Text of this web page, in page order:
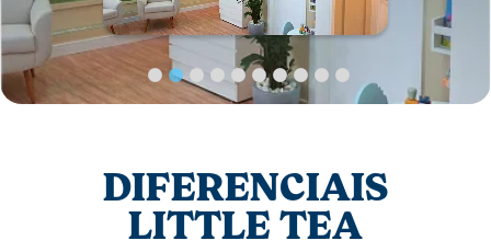
DIFERENCIAIS
LITTLE TEA